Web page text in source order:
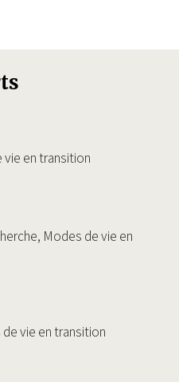
en transition
Modes de vie en
vie en transition